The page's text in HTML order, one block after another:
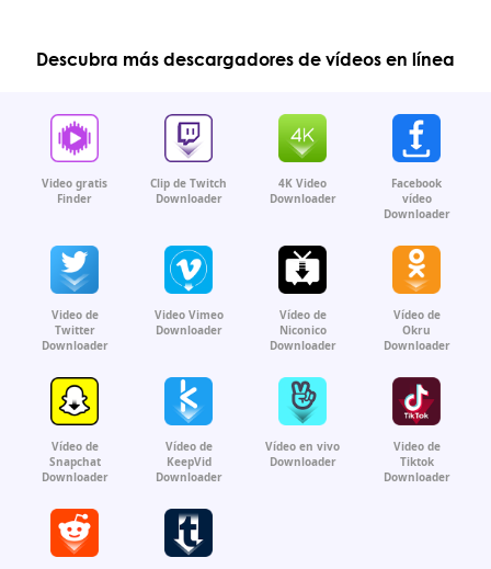
Descubra más descargadores de vídeos en línea
Video gratis
Finder
Clip de Twitch
Downloader
4K Video
Downloader
Facebook
vídeo
Downloader
Video de
Twitter
Downloader
Video Vimeo
Downloader
Vídeo de
Niconico
Downloader
Vídeo de
Okru
Downloader
Vídeo de
Snapchat
Downloader
Vídeo de
KeepVid
Downloader
Vídeo en vivo
Downloader
Video de
Tiktok
Downloader